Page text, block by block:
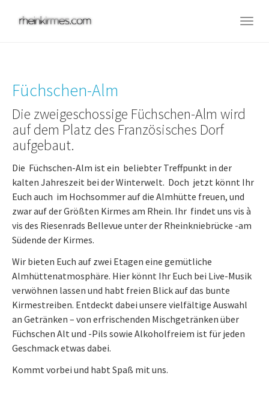
Füchschen-Alm
Die zweigeschossige Füchschen-Alm wird
auf dem Platz des Französisches Dorf
aufgebaut.
Die Füchschen-Alm ist ein beliebter Treffpunkt in der
kalten Jahreszeit bei der Winterwelt. Doch jetzt könnt Ihr
Euch auch im Hochsommer auf die Almhütte freuen, und
zwar auf der Größten Kirmes am Rhein. Ihr findet uns vis à
vis des Riesenrads Bellevue unter der Rheinkniebrücke -am
Südende der Kirmes.
Wir bieten Euch auf zwei Etagen eine gemütliche
Almhüttenatmosphäre. Hier könnt Ihr Euch bei Live-Musik
verwöhnen lassen und habt freien Blick auf das bunte
Kirmestreiben. Entdeckt dabei unsere vielfältige Auswahl
an Getränken – von erfrischenden Mischgetränken über
Füchschen Alt und -Pils sowie Alkoholfreiem ist für jeden
Geschmack etwas dabei.
Kommt vorbei und habt Spaß mit uns.